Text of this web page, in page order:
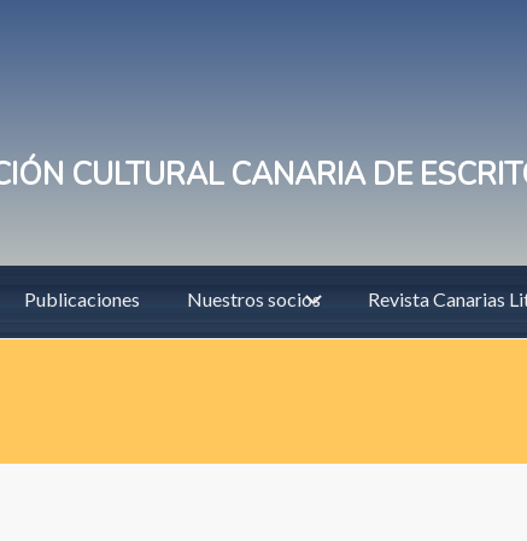
CULTURAL CANARIA DE
Publicaciones Nuestros socios Revista Canarias